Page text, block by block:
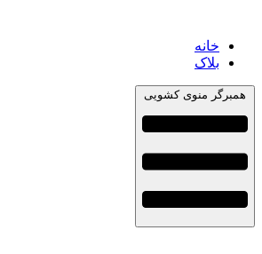
خانه
بلاک
همبرگر منوی کشویی